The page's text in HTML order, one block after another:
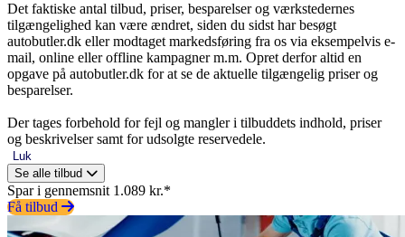
Det faktiske antal tilbud, priser, besparelser og værkstedernes
tilgængelighed kan være ændret, siden du sidst har besøgt
autobutler.dk eller modtaget markedsføring fra os via eksempelvis e-
mail, online eller offline kampagner m.m. Opret derfor altid en
opgave på autobutler.dk for at se de aktuelle tilgængelig priser og
besparelser.
Der tages forbehold for fejl og mangler i tilbuddets indhold, priser
og beskrivelser samt for udsolgte reservedele.
Luk
Se alle tilbud
Spar i gennemsnit 1.089 kr.*
Få tilbud